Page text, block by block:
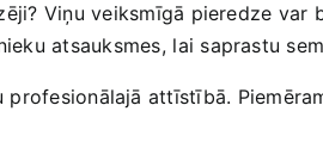
Viņu veiksmīgā pieredze var
atsauksmes,⁢ lai saprastu
attīstībā.